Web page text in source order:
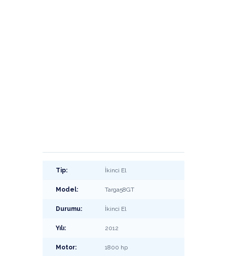
Tip: İkinci El
Model: Targa58GT
Durumu: İkinci El
Yılı: 2012
Motor: 1800 hp